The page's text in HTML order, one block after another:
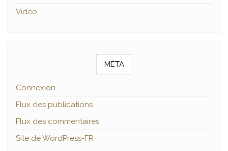
Vidéo
MÉTA
Connexion
Flux des publications
Flux des commentaires
Site de WordPress-FR